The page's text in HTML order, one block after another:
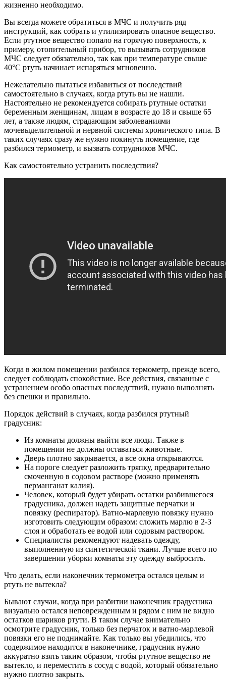
жизненно необходимо.
Вы всегда можете обратиться в МЧС и получить ряд
инструкций, как собрать и утилизировать опасное вещество.
Если ртутное вещество попало на горячую поверхность, к
примеру, отопительный прибор, то вызывать сотрудников
МЧС следует обязательно, так как при температуре свыше
40°С ртуть начинает испаряться мгновенно.
Нежелательно пытаться избавиться от последствий
самостоятельно в случаях, когда ртуть вы не нашли.
Настоятельно не рекомендуется собирать ртутные остатки
беременным женщинам, лицам в возрасте до 18 и свыше 65
лет, а также людям, страдающим заболеваниями
мочевыделительной и нервной системы хронического типа. В
таких случаях сразу же нужно покинуть помещение, где
разбился термометр, и вызвать сотрудников МЧС.
Как самостоятельно устранить последствия?
Когда в жилом помещении разбился термометр, прежде всего,
следует соблюдать спокойствие. Все действия, связанные с
устранением особо опасных последствий, нужно выполнять
без спешки и правильно.
Порядок действий в случаях, когда разбился ртутный
градусник:
Из комнаты должны выйти все люди. Также в
помещении не должны оставаться животные.
Дверь плотно закрывается, а все окна открываются.
На пороге следует разложить тряпку, предварительно
смоченную в содовом растворе (можно применять
перманганат калия).
Человек, который будет убирать остатки разбившегося
градусника, должен надеть защитные перчатки и
повязку (респиратор). Ватно-марлевую повязку нужно
изготовить следующим образом: сложить марлю в 2-3
слоя и обработать ее водой или содовым раствором.
Специалисты рекомендуют надевать одежду,
выполненную из синтетической ткани. Лучше всего по
завершении уборки комнаты эту одежду выбросить.
Что делать, если наконечник термометра остался целым и
ртуть не вытекла?
Бывают случаи, когда при разбитии наконечник градусника
визуально остался неповрежденным и рядом с ним не видно
остатков шариков ртути. В таком случае внимательно
осмотрите градусник, только без перчаток и ватно-марлевой
повязки его не поднимайте. Как только вы убедились, что
содержимое находится в наконечнике, градусник нужно
аккуратно взять таким образом, чтобы ртутное вещество не
вытекло, и переместить в сосуд с водой, который обязательно
нужно плотно закрыть.